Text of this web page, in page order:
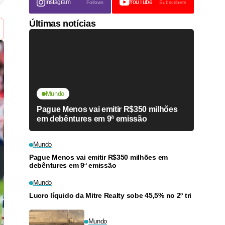
Instagram Follows YouTube Subscribers
Últimas notícias
Mundo
Pague Menos vai emitir R$350 milhões
em debêntures em 9ª emissão
Mundo
Pague Menos vai emitir R$350 milhões em
debêntures em 9ª emissão
Mundo
Lucro líquido da Mitre Realty sobe 45,5% no 2º tri
Mundo